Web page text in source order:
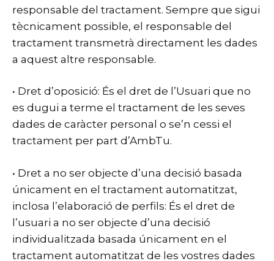
responsable del tractament. Sempre que sigui
tècnicament possible, el responsable del
tractament transmetrà directament les dades
a aquest altre responsable.
• Dret d’oposició: És el dret de l’Usuari que no
es dugui a terme el tractament de les seves
dades de caràcter personal o se’n cessi el
tractament per part d’AmbTu.
• Dret a no ser objecte d’una decisió basada
únicament en el tractament automatitzat,
inclosa l’elaboració de perfils: És el dret de
l’usuari a no ser objecte d’una decisió
individualitzada basada únicament en el
tractament automatitzat de les vostres dades